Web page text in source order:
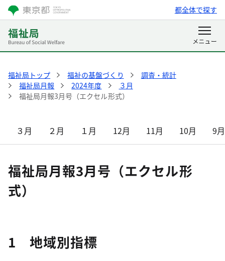
都全体で探す
福祉局トップ 福祉の基盤づくり
調査・統計
福祉局月報
2024年度
３月
福祉局月報3月号（エクセル形式）
３月 ２月 １月 12月 11月 10月 9月
福祉局月報3月号（エクセル形
式）
1 地域別指標